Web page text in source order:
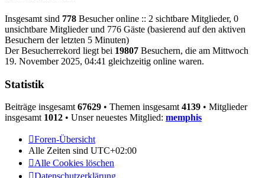
Insgesamt sind 778 Besucher online :: 2 sichtbare Mitglieder, 0
unsichtbare Mitglieder und 776 Gäste (basierend auf den aktiven
Besuchern der letzten 5 Minuten)
Der Besucherrekord liegt bei 19807 Besuchern, die am Mittwoch
19. November 2025, 04:41 gleichzeitig online waren.
Statistik
Beiträge insgesamt 67629 • Themen insgesamt 4139 • Mitglieder
insgesamt 1012 • Unser neuestes Mitglied: memphis
Foren-Übersicht
Alle Zeiten sind UTC+02:00
Alle Cookies löschen